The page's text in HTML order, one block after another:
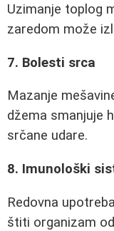
Uzimanje toplog
zaredom može
7. Bolesti srca
Mazanje
džema smanjuje
srčane udare.
8. Imunološki
Redovna
štiti organizam